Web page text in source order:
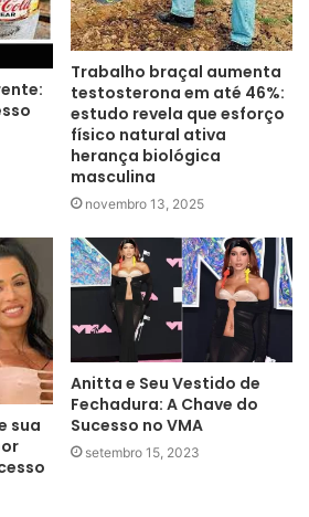
Trabalho braçal aumenta
testosterona em até 46%:
estudo revela que esforço
físico natural ativa
herança biológica
masculina
novembro 13, 2025
sua
Anitta e Seu Vestido de
Fechadura: A Chave do
Sucesso no VMA
setembro 15, 2023